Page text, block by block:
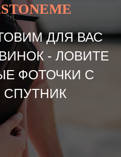
ДЛЯ ВАС
- ЛОВИТЕ
ФОТОЧКИ С